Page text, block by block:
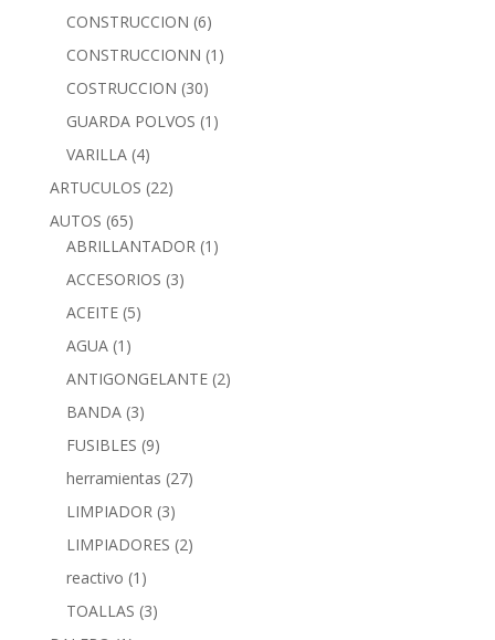
CONSTRUCCION (6)
CONSTRUCCIONN (1)
COSTRUCCION (30)
GUARDA POLVOS (1)
VARILLA (4)
ARTUCULOS (22)
AUTOS (65)
ABRILLANTADOR (1)
ACCESORIOS (3)
ACEITE (5)
AGUA (1)
ANTIGONGELANTE (2)
BANDA (3)
FUSIBLES (9)
herramientas (27)
LIMPIADOR (3)
LIMPIADORES (2)
reactivo (1)
TOALLAS (3)